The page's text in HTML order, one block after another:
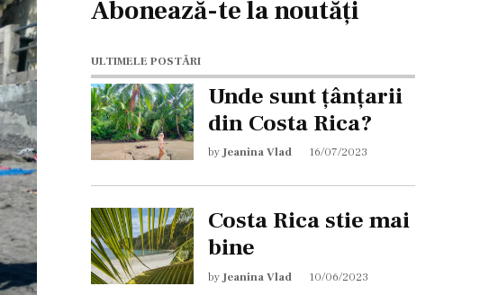
Abonează-te la noutăți
ULTIMELE POSTĂRI
Unde sunt țânțarii
din Costa Rica?
byJeanina Vlad 16/07/2023
Costa Rica stie mai
bine
by Jeanina Vlad 10/06/2023